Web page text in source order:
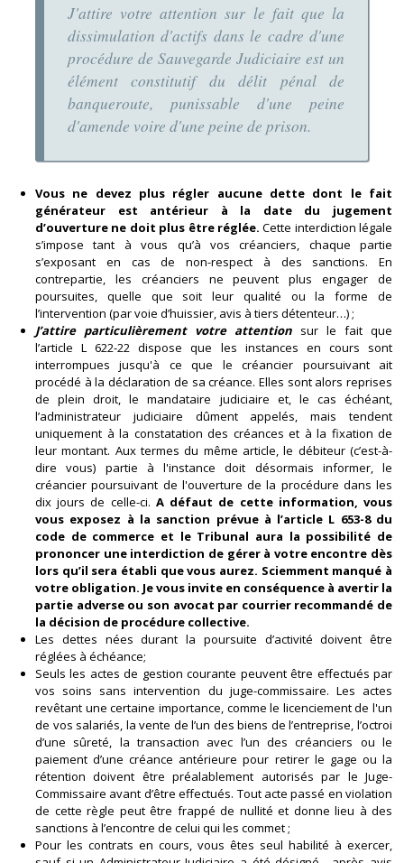
J'attire votre attention sur le fait que la
dissimulation d'actifs dans le cadre d'une
procédure de Sauvegarde Judiciaire est un
élément constitutif du délit pénal de
banqueroute, punissable d'une peine
d'amende voire d'une peine de prison.
Vous ne devez plus régler aucune dette dont le fait
générateur est antérieur à la date du jugement
d’ouverture ne doit plus être réglée.Cette interdiction légale
s’impose tant à vous qu’à vos créanciers, chaque partie
s’exposant en cas de non-respect à des sanctions. En
contrepartie, les créanciers ne peuvent plus engager de
poursuites, quelle que soit leur qualité ou la forme de
l’intervention (par voie d’huissier, avis à tiers détenteur…) ;
J’attire particulièrement votre attention sur le fait que
l’article L 622-22 dispose que les instances en cours sont
interrompues jusqu'à ce que le créancier poursuivant ait
procédé à la déclaration de sa créance. Elles sont alors reprises
de plein droit, le mandataire judiciaire et, le cas échéant,
l’administrateur judiciaire dûment appelés, mais tendent
uniquement à la constatation des créances et à la fixation de
leur montant. Aux termes du même article, le débiteur (c’est-à-
dire vous) partie à l'instance doit désormais informer, le
créancier poursuivant de l'ouverture de la procédure dans les
dix jours de celle-ci. A défaut de cette information, vous
vous exposez à la sanction prévue à l’article L 653-8 du
code de commerce et le Tribunal aura la possibilité de
prononcer une interdiction de gérer à votre encontre dès
lors qu’il sera établi que vous aurez. Sciemment manqué à
votre obligation. Je vous invite en conséquence à avertir la
partie adverse ou son avocat par courrier recommandé de
la décision de procédure collective.
Les dettes nées durant la poursuite d’activité doivent être
réglées à échéance;
Seuls les actes de gestion courante peuvent être effectués par
vos soins sans intervention du juge-commissaire. Les actes
revêtant une certaine importance, comme le licenciement de l'un
de vos salariés, la vente de l’un des biens de l’entreprise, l’octroi
d’une sûreté, la transaction avec l’un des créanciers ou le
paiement d’une créance antérieure pour retirer le gage ou la
rétention doivent être préalablement autorisés par le Juge-
Commissaire avant d’être effectués. Tout acte passé en violation
de cette règle peut être frappé de nullité et donne lieu à des
sanctions à l’encontre de celui qui les commet ;
Pour les contrats en cours, vous êtes seul habilité à exercer,